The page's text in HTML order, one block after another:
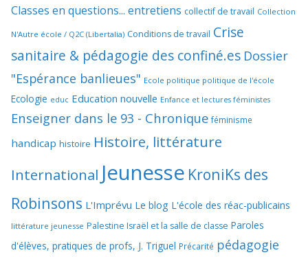
Classes en questions... entretiens collectif de travail Collection
N'Autre école / Q2C (Libertalia) Conditions de travail Crise
sanitaire & pédagogie des confiné.es Dossier
"Espérance banlieues" Ecole politique politique de l'école
Ecologie educ Education nouvelle Enfance et lectures féministes
Enseigner dans le 93 - Chronique féminisme
handicap histoire Histoire, littérature
International Jeunesse KroniKs des
Robinsons L'Imprévu Le blog L'école des réac-publicains
littérature jeunesse Palestine Israël et la salle de classe Paroles
d'élèves, pratiques de profs, J. Triguel Précarité pédagogie